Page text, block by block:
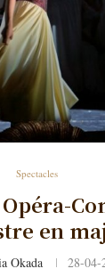
Spectacles
en
Okada 28-04-